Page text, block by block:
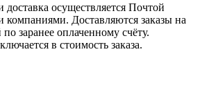
осуществляется Почтой
компаниями. Доставляются заказы на
заранее оплаченному счёту.
в стоимость заказа.